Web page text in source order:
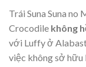
Trái Suna Suna no
Crocodile không
với Luffy ở
việc không sở hữu